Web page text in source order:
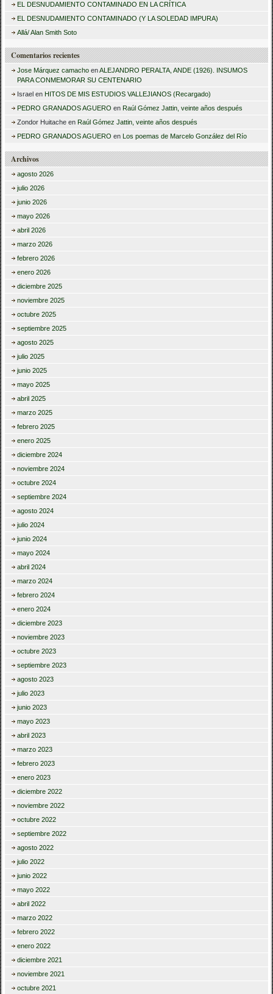
r
EL DESNUDAMIENTO CONTAMINADO EN LA CRÍTICA
EL DESNUDAMIENTO CONTAMINADO (Y LA SOLEDAD IMPURA)
Allá/ Alan Smith Soto
Comentarios recientes
Jose Márquez camacho enALEJANDRO PERALTA, ANDE (1926). INSUMOS
PARA CONMEMORAR SU CENTENARIO
Israel en HITOS DE MIS ESTUDIOS VALLEJIANOS (Recargado)
PEDRO GRANADOS AGUERO en Raúl Gómez Jattin, veinte años después
Zondor Huitache en Raúl Gómez Jattin, veinte años después
PEDRO GRANADOS AGUERO en Los poemas de Marcelo González del Río
Archivos
agosto 2026
julio 2026
junio 2026
mayo 2026
abril 2026
marzo 2026
febrero 2026
enero 2026
diciembre 2025
noviembre 2025
octubre 2025
septiembre 2025
agosto 2025
julio 2025
junio 2025
mayo 2025
abril 2025
marzo 2025
febrero 2025
enero 2025
diciembre 2024
noviembre 2024
octubre 2024
septiembre 2024
agosto 2024
julio 2024
junio 2024
mayo 2024
abril 2024
marzo 2024
febrero 2024
enero 2024
diciembre 2023
noviembre 2023
octubre 2023
septiembre 2023
agosto 2023
julio 2023
junio 2023
mayo 2023
abril 2023
marzo 2023
febrero 2023
enero 2023
diciembre 2022
noviembre 2022
octubre 2022
septiembre 2022
agosto 2022
julio 2022
junio 2022
mayo 2022
abril 2022
marzo 2022
febrero 2022
enero 2022
diciembre 2021
noviembre 2021
octubre 2021